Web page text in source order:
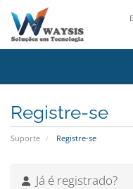
Registre-se
Suporte Registre-se
Já é registrado?